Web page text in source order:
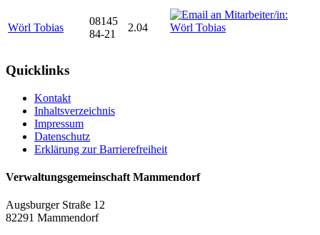
Wörl Tobias
08145
84-21
2.04
Quicklinks
Kontakt
Inhaltsverzeichnis
Impressum
Datenschutz
Erklärung zur Barrierefreiheit
Verwaltungsgemeinschaft Mammendorf
Augsburger Straße 12
82291 Mammendorf